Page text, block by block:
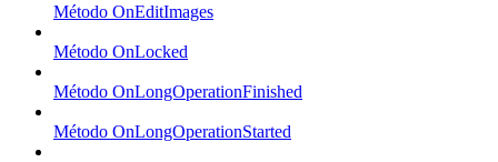
Método OnEditImages
Método OnLocked
Método OnLongOperationFinished
Método OnLongOperationStarted